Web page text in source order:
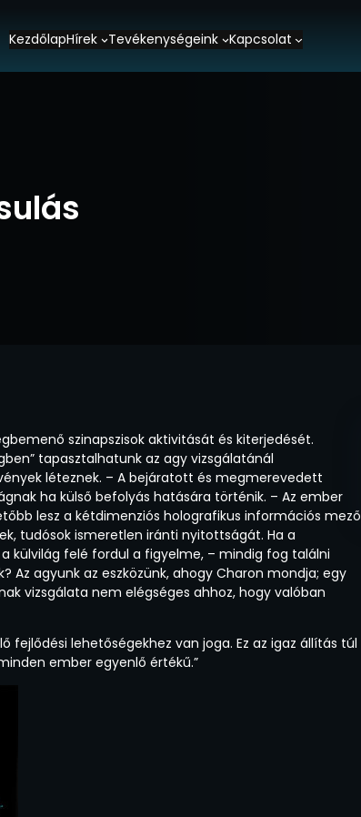
KezdőlapHírek Tevékenységeink Kapcsolat
szinapszisok aktivitását és kiterjedését.
tapasztalhatunk az agy vizsgálatánál
léteznek. – A bejáratott és megmerevedett
ha külső befolyás hatására történik. – Az ember
lesz a kétdimenziós holografikus információs mező
tudósok ismeretlen iránti nyitottságát. Ha a
külvilág felé fordul a figyelme, – mindig fog találni
Az agyunk az eszközünk, ahogy Charon mondja; egy
vizsgálata nem elégséges ahhoz, hogy valóban
lehetőségekhez van joga. Ez az igaz állítás túl
ember egyenlő értékű.”